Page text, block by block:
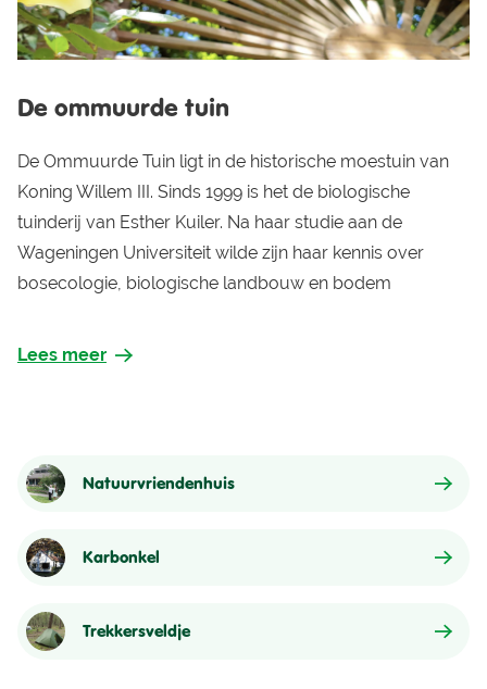
De ommuurde tuin
De Ommuurde Tuin ligt in de historische moestuin van
Koning Willem III. Sinds 1999 is het de biologische
tuinderij van Esther Kuiler. Na haar studie aan de
Wageningen Universiteit wilde zijn haar kennis over
bosecologie, biologische landbouw en bodem
Lees meer
Natuurvriendenhuis
Karbonkel
Trekkersveldje